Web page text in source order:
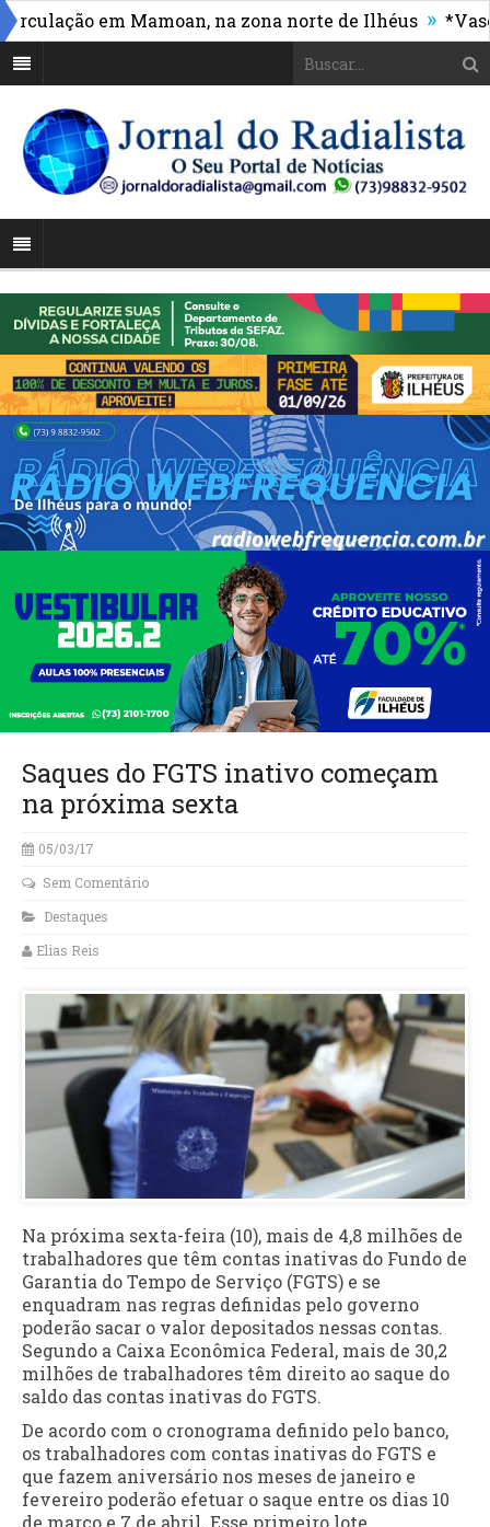
em Mamoan, na zona norte de Ilhéus » *Vasco
Saques do FGTS inativo começam
na próxima sexta
05/03/17
Sem Comentário
Destaques
Elias Reis
Na próxima sexta-feira (10), mais de 4,8 milhões de
trabalhadores que têm contas inativas do Fundo de
Garantia do Tempo de Serviço (FGTS) e se
enquadram nas regras definidas pelo governo
poderão sacar o valor depositados nessas contas.
Segundo a Caixa Econômica Federal, mais de 30,2
milhões de trabalhadores têm direito ao saque do
saldo das contas inativas do FGTS.
De acordo com o cronograma definido pelo banco,
os trabalhadores com contas inativas do FGTS e
que fazem aniversário nos meses de janeiro e
fevereiro poderão efetuar o saque entre os dias 10
de março e 7 de abril. Esse primeiro lote